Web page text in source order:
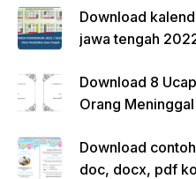
Download
jawa tengah
Download 8
Orang
Download
doc, docx, pdf